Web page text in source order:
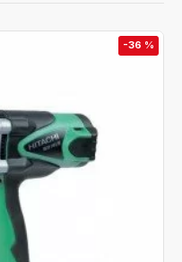
-36 %